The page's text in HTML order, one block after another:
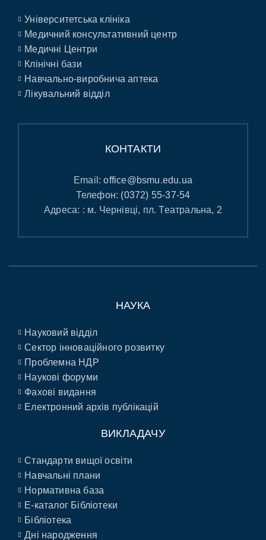
Університетська клініка
Медичний консультативний центр
Медичні Центри
Клінічні бази
Навчально-виробнича аптека
Лікувальний відділ
КОНТАКТИ
Email:office@bsmu.edu.ua
Телефон: (0372) 55-37-54
Адреса: : м. Чернівці, пл. Театральна, 2
НАУКА
Науковий відділ
Сектор інноваційного розвитку
Проблемна НДР
Наукові форуми
Фахові видання
Електронний архів публікацій
ВИКЛАДАЧУ
Стандарти вищої освіти
Навчальні плани
Нормативна база
E-каталог Бібліотеки
Бібліотека
Дні народження